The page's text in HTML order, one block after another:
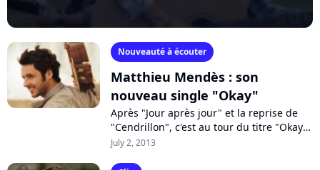
Nouveauté à écouter
Matthieu Mendès : son
nouveau single "Okay"
Après "Jour après jour" et la reprise de
"Cendrillon", c'est au tour du titre "Okay"
d'annoncer la sortie en septembre du
July 2, 2013